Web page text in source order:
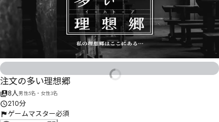
注文の多い理想郷
8人男性5名・女性3名
210分
ゲームマスター必須